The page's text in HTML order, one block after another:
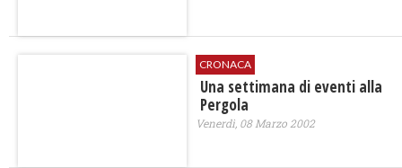
CRONACA
Una settimana di eventi alla
Pergola
Venerdì, 08 Marzo 2002